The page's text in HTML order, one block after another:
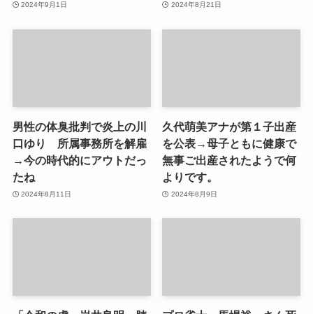
2024年9月1日 2024年8月21日
男性の体臭批判で炎上の川
口ゆり 所属事務所を解雇
→今の時代的にアウトだっ
たね
2024年8月11日
久代萌美アナが第１子出産
を公表→母子ともに健康で
無事ご出産されたようで何
よりです。
2024年8月9日